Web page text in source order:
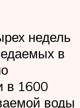
недель
в
в 1600
воды